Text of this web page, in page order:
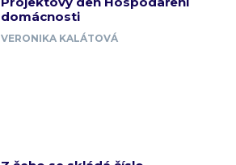
domácnosti
VERONIKA KALÁTOVÁ